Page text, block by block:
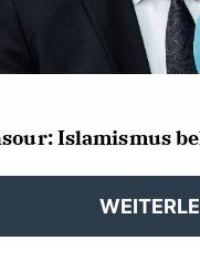
Islamismus